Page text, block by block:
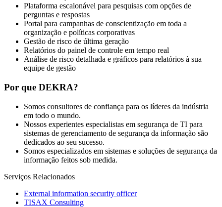
Plataforma escalonável para pesquisas com opções de
perguntas e respostas
Portal para campanhas de conscientização em toda a
organização e políticas corporativas
Gestão de risco de última geração
Relatórios do painel de controle em tempo real
Análise de risco detalhada e gráficos para relatórios à sua
equipe de gestão
Por que DEKRA?
Somos consultores de confiança para os líderes da indústria
em todo o mundo.
Nossos experientes especialistas em segurança de TI para
sistemas de gerenciamento de segurança da informação são
dedicados ao seu sucesso.
Somos especializados em sistemas e soluções de segurança da
informação feitos sob medida.
Serviços Relacionados
External information security officer
TISAX Consulting